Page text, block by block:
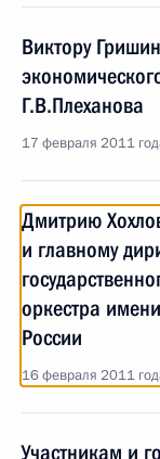
Виктору
Г.В.Плеханова
17 февраля 2011
Дмитрию
и главному
оркестра
России
16 февраля 2011
Участникам и